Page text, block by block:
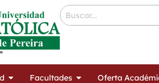
Open La Universidad
Facultades Open Facultades
Oferta